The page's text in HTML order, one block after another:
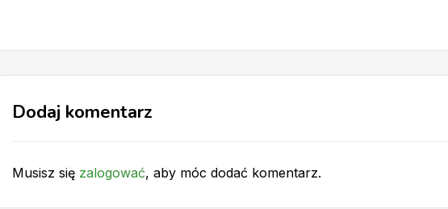
Dodaj komentarz
Musisz się zalogować, aby móc dodać komentarz.